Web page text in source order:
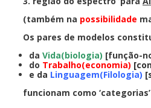
(também na possibilidade
Os pares de modelos
da Vida(biologia) [função-
do Trabalho(economia)
e da Linguagem(Filologia)
funcionam como